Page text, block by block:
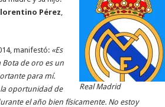
Real Madrid
Pérez,
manifestó: «Es
de oro es un
para mí.
oportunidad de
el año bien físicamente. No estoy